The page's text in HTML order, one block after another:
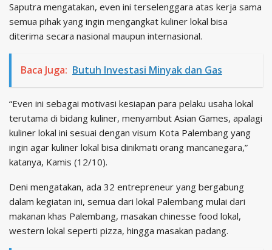
Saputra mengatakan, even ini terselenggara atas kerja sama
semua pihak yang ingin mengangkat kuliner lokal bisa
diterima secara nasional maupun internasional.
Baca Juga: Butuh Investasi Minyak dan Gas
“Even ini sebagai motivasi kesiapan para pelaku usaha lokal
terutama di bidang kuliner, menyambut Asian Games, apalagi
kuliner lokal ini sesuai dengan visum Kota Palembang yang
ingin agar kuliner lokal bisa dinikmati orang mancanegara,”
katanya, Kamis (12/10).
Deni mengatakan, ada 32 entrepreneur yang bergabung
dalam kegiatan ini, semua dari lokal Palembang mulai dari
makanan khas Palembang, masakan chinesse food lokal,
western lokal seperti pizza, hingga masakan padang.